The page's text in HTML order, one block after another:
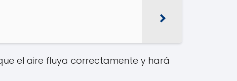
el aire fluya correctamente y hará